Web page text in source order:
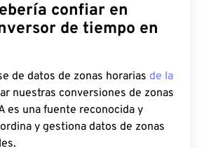
confiar en
de tiempo en
de datos de zonas horarias de la
nuestras conversiones de zonas
es una fuente reconocida y
y gestiona datos de zonas